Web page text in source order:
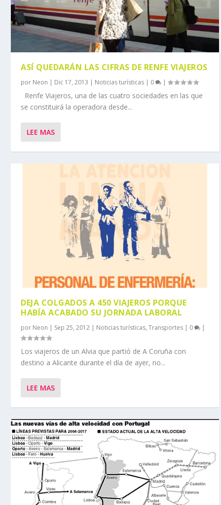
ASÍ QUEDARÁN LAS CIFRAS DE RENFE VIAJEROS
por Neon | Dic 17, 2013 | Noticias turísticas | 0 |
Renfe Viajeros, una de las cuatro sociedades en las que
se constituirá la operadora desde...
LEE MAS
DEJA COLGADOS A 450 VIAJEROS PORQUE
HABÍA ACABADO SU JORNADA LABORAL
por Neon | Sep 25, 2012 | Noticias turísticas,Transportes | 0 |
Los viajeros de un Alvia que partió de A Coruña con
destino a Alicante durante el día de ayer, no...
LEE MAS